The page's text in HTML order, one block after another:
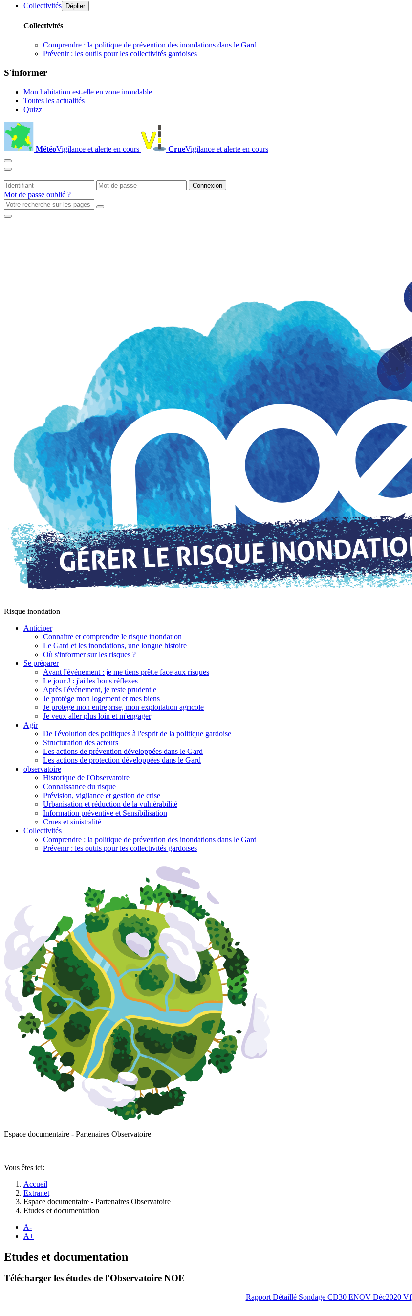
Collectivités Déplier
Collectivités
Comprendre : la politique de prévention des inondations dans le Gard
Prévenir : les outils pour les collectivités gardoises
S'informer
Mon habitation est-elle en zone inondable
Toutes les actualités
Quizz
MétéoVigilance et alerte en cours CrueVigilance et alerte en cours
Mot de passe oublié ?
Risque inondation
Anticiper
Connaître et comprendre le risque inondation
Le Gard et les inondations, une longue histoire
Où s'informer sur les risques ?
Se préparer
Avant l'événement : je me tiens prêt.e face aux risques
Le jour J : j'ai les bons réflexes
Après l'événement, je reste prudent.e
Je protège mon logement et mes biens
Je protège mon entreprise, mon exploitation agricole
Je veux aller plus loin et m'engager
Agir
De l'évolution des politiques à l'esprit de la politique gardoise
Structuration des acteurs
Les actions de prévention développées dans le Gard
Les actions de protection développées dans le Gard
observatoire
Historique de l'Observatoire
Connaissance du risque
Prévision, vigilance et gestion de crise
Urbanisation et réduction de la vulnérabilité
Information préventive et Sensibilisation
Crues et sinistralité
Collectivités
Comprendre : la politique de prévention des inondations dans le Gard
Prévenir : les outils pour les collectivités gardoises
Espace documentaire - Partenaires Observatoire
Vous êtes ici:
Accueil
Extranet
Espace documentaire - Partenaires Observatoire
Etudes et documentation
A-
A+
Etudes et documentation
Télécharger les études de l'Observatoire NOE
Rapport Détaillé Sondage CD30 ENOV Déc2020 Vf